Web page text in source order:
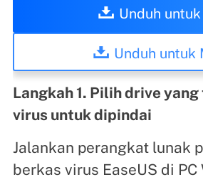
Unduh untuk
Unduh untuk
Langkah 1. Pilih drive
virus untuk dipindai
Jalankan perangkat lunak
berkas virus EaseUS di